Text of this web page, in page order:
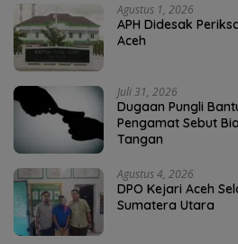
Agustus 1, 2026
APH Didesak
Aceh
Juli 31, 2026
Dugaan Pungli
Pengamat Sebut
Tangan
Agustus 4, 2026
DPO Kejari Aceh
Sumatera Utara